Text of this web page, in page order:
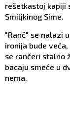
rešetkastoj kapiji
Smiljkinog Sime.
"Ranč" se nalazi
ironija bude
se rančeri stalno
bacaju smeće u
nema.